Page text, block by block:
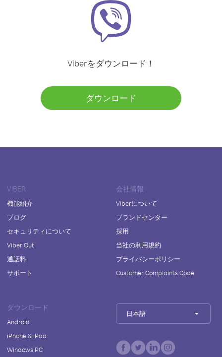
Viberをダウンロード！
ダウンロード
VIBER
機能紹介
ブログ
セキュリティについて
Viber Out
通話料
サポート
会社情報
Viberについて
ブランドセンター
採用
当社の利用規約
プライバシーポリシー
Customer Complaints Code
ダウンロード
Android
iPhone & iPad
Windows PC
日本語